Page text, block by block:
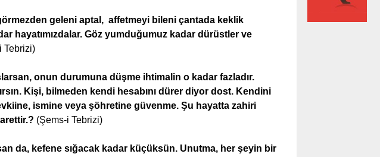
geleni aptal, affetmeyi bileni çantada keklik
hayatımızdalar. Göz yumduğumuz kadar dürüstler ve
Tebrizi)
onun durumuna düşme ihtimalin o kadar fazladır.
Kişi, bilmeden kendi hesabını dürer diyor dost. Kendini
ismine veya şöhretine güvenme. Şu hayatta zahiri
(Şems-i Tebrizi)
da, kefene sığacak kadar küçüksün. Unutma, her şeyin bir